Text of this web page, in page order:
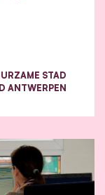
STAD
ANTWERPEN